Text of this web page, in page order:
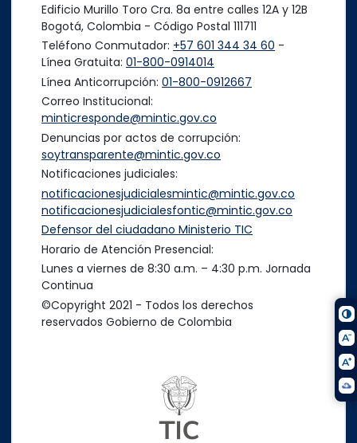
Edificio Murillo Toro Cra. 8a entre calles 12A y 12B
Bogotá, Colombia - Código Postal 111711
Teléfono Conmutador: +57 601 344 34 60 -
Línea Gratuita: 01-800-0914014
Línea Anticorrupción: 01-800-0912667
Correo Institucional:
minticresponde@mintic.gov.co
Denuncias por actos de corrupción:
soytransparente@mintic.gov.co
Notificaciones judiciales:
notificacionesjudicialesmintic@mintic.gov.co
notificacionesjudicialesfontic@mintic.gov.co
Defensor del ciudadano Ministerio TIC
Horario de Atención Presencial:
Lunes a viernes de 8:30 a.m. – 4:30 p.m. Jornada
Continua
©Copyright 2021 - Todos los derechos
reservados Gobierno de Colombia